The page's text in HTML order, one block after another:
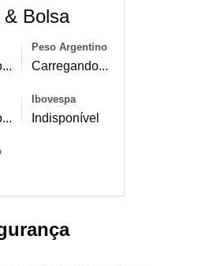
& Bolsa
Peso Argentino
Carregando...
Ibovespa
Indisponível